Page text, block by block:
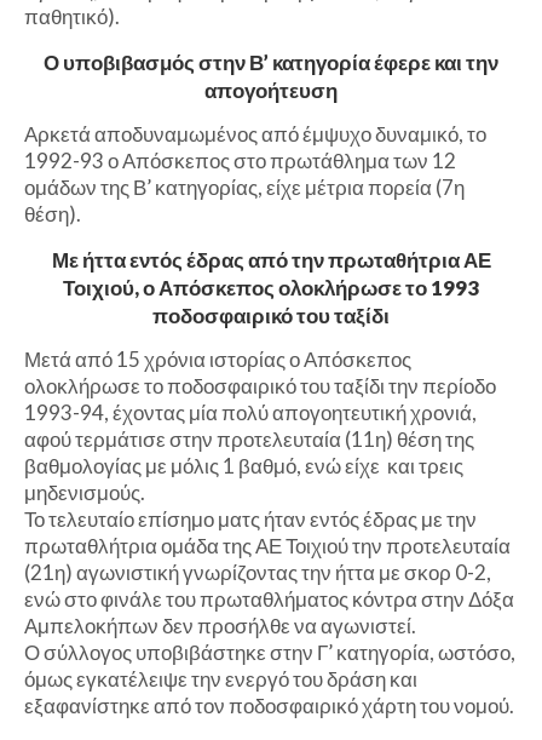
παθητικό).
Ο υποβιβασμός στην Β’ κατηγορία έφερε και την
απογοήτευση
Αρκετά αποδυναμωμένος από έμψυχο δυναμικό, το
1992-93 ο Απόσκεπος στο πρωτάθλημα των 12
ομάδων της Β’ κατηγορίας, είχε μέτρια πορεία (7η
θέση).
Με ήττα εντός έδρας από την πρωταθήτρια ΑΕ
Τοιχιού, ο Απόσκεπος ολοκλήρωσε το 1993
ποδοσφαιρικό του ταξίδι
Μετά από 15 χρόνια ιστορίας ο Απόσκεπος
ολοκλήρωσε το ποδοσφαιρικό του ταξίδι την περίοδο
1993-94, έχοντας μία πολύ απογοητευτική χρονιά,
αφού τερμάτισε στην προτελευταία (11η) θέση της
βαθμολογίας με μόλις 1 βαθμό, ενώ είχε και τρεις
μηδενισμούς.
Το τελευταίο επίσημο ματς ήταν εντός έδρας με την
πρωταθλήτρια ομάδα της ΑΕ Τοιχιού την προτελευταία
(21η) αγωνιστική γνωρίζοντας την ήττα με σκορ 0-2,
ενώ στο φινάλε του πρωταθλήματος κόντρα στην Δόξα
Αμπελοκήπων δεν προσήλθε να αγωνιστεί.
Ο σύλλογος υποβιβάστηκε στην Γ’ κατηγορία, ωστόσο,
όμως εγκατέλειψε την ενεργό του δράση και
εξαφανίστηκε από τον ποδοσφαιρικό χάρτη του νομού.